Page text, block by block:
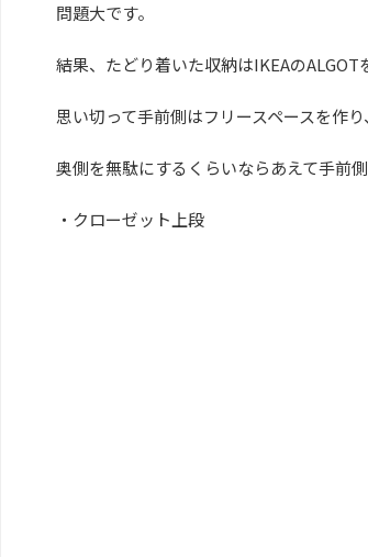
問題大です。
結果、たどり着いた収納はIKEAのALGOT
思い切って手前側はフリースペースを作
奥側を無駄にするくらいならあえて手前
・クローゼット上段